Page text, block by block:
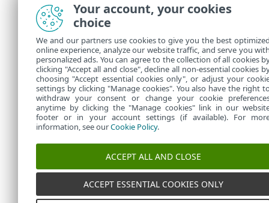
Your account, your cookies
choice
We and our partners use cookies to give you the best
online experience, analyze our website traffic, and serve you
personalized ads. You can agree to the collection of all cookies
clicking "Accept all and close", decline all non-essential cookies
choosing "Accept essential cookies only", or adjust your
settings by clicking "Manage cookies". You also have the right
withdraw your consent or change your cookie
anytime by clicking the "Manage cookies" link in our
footer or in your account settings (if available). For
information, see ourCookie Policy.
ACCEPT ALL AND CLOSE
ACCEPT ESSENTIAL COOKIES ONLY